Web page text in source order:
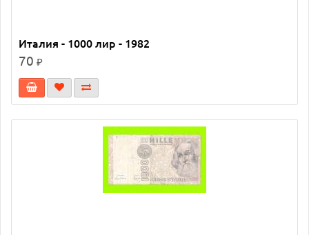
Италия - 1000 лир - 1982
70 ₽